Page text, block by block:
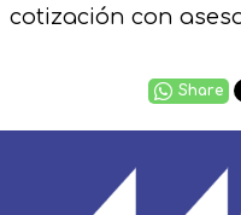
cotización con
Share